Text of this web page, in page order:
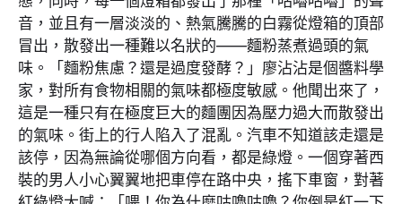
音，並且有一層淡淡的、熱氣騰騰的白霧從燈箱的頂部
冒出，散發出一種難以名狀的——麵粉蒸煮過頭的氣
味。「麵粉焦慮？還是過度發酵？」廖沾沾是個醬料學
家，對所有食物相關的氣味都極度敏感。他聞出來了，
這是一種只有在極度巨大的麵團因為壓力過大而散發出
的氣味。街上的行人陷入了混亂。汽車不知道該走還是
該停，因為無論從哪個方向看，都是綠燈。一個穿著西
裝的男人小心翼翼地把車停在路中央，搖下車窗，對著